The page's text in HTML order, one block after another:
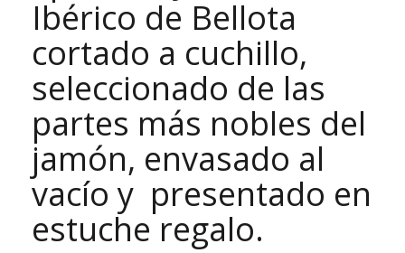
Ibérico de Bellota
cortado a cuchillo,
seleccionado de las
partes más nobles del
jamón, envasado al
vacío y presentado en
estuche regalo.